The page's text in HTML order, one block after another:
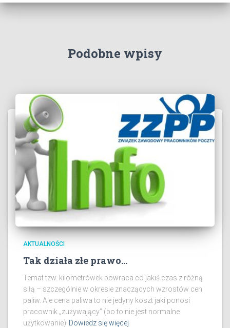
Podobne wpisy
AKTUALNOŚCI
Tak działa złe prawo…
Temat tzw. kilometrówek powraca co jakiś czas z różną
siłą – szczególnie w okresie znaczących wzrostów cen
paliw. Ale cena paliwa to nie jedyny koszt jaki ponosi
pracownik „zużywający” (bo to nie jest normalne
użytkowanie) Dowiedz się więcej